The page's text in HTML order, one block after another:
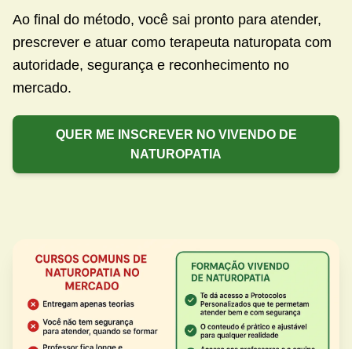
Ao final do método, você sai pronto para atender,
prescrever e atuar como terapeuta naturopata com
autoridade, segurança e reconhecimento no
mercado.
QUER ME INSCREVER NO VIVENDO DE
NATUROPATIA